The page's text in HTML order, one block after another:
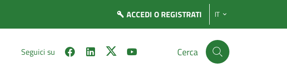
ACCEDI O REGISTRATI IT
Seguici su Cerca